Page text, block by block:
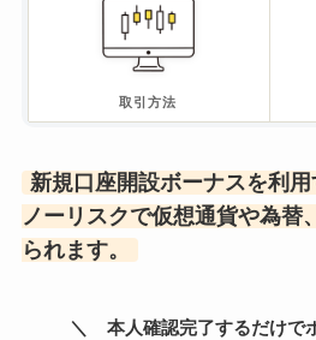
取引方法
新規口座開設ボーナスを利用
ノーリスクで仮想通貨や為替
られます。
本人確認完了するだけで